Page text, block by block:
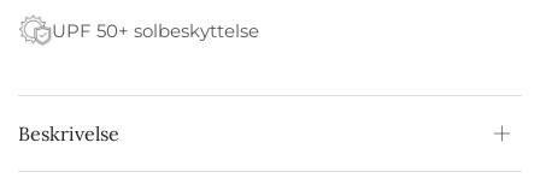
UPF 50+ solbeskyttelse
Beskrivelse